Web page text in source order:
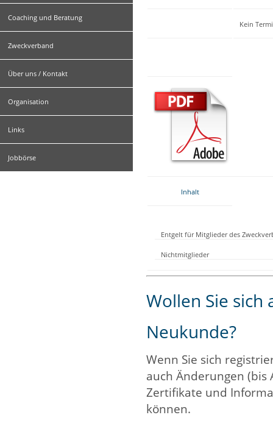
Coaching und Beratung
Zweckverband
Über uns / Kontakt
Organisation
Links
Jobbörse
Kein
Inhalt
Entgelt für Mitglieder des
Nichtmitglieder
Wollen Sie sich
Neukunde?
Wenn Sie sich
auch Änderungen
Zertifikate und
können.